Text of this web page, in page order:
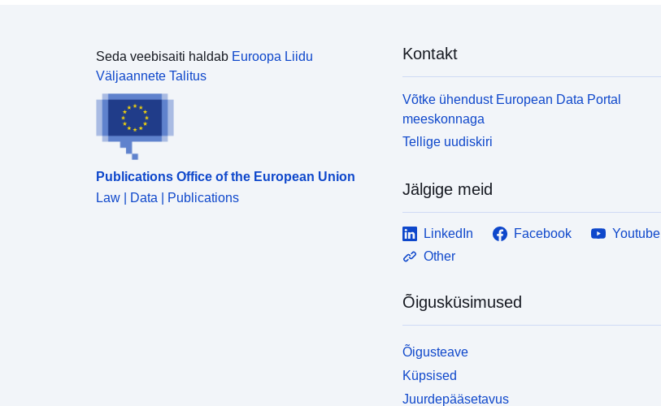
Seda veebisaiti haldab Euroopa Liidu
Väljaannete Talitus
Publications Office of the European Union
Law | Data | Publications
Kontakt
Võtke ühendust European Data Portal
meeskonnaga
Tellige uudiskiri
Jälgige meid
LinkedIn Facebook
Youtube
Other
Õigusküsimused
Õigusteave
Küpsised
Juurdepääsetavus